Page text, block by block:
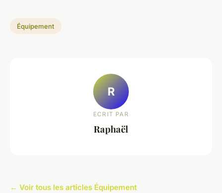
Équipement
R
ECRIT PAR
Raphaël
← Voir tous les articles Équipement